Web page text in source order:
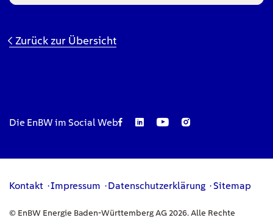
Zurück zur Übersicht
Die EnBW im Social Web
Kontakt Impressum Datenschutzerklärung Sitemap
© EnBW Energie Baden-Württemberg AG 2026. Alle Rechte